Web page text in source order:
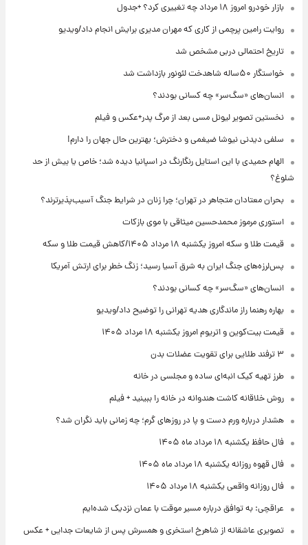
بازار خودرو امروز ۱۸ مرداد چه تغییری کرد؟ +جدول
روایت رامین پرچمی از کاری که مهران مدیری برایش انجام داد/ویدیو
تاریخ احتمالی دربی مشخص شد
خواستگار ۵۰ساله شاهدخت لئونور بازداشت شد
انسان‌های «سگ‌سر» چه کسانی بودند؟
نخستین تصویر لیونل مسی بعد از مرگ پدر+عکس و فیلم
سلفی دیدنی نیوشا ضیغمی و دخترش؛ بهترین حال جهان را دارم!
الهام حمیدی با این استایل رنگارنگ در اسپانیا دیده شد؛ خاص یا بیش از حد
شلوغ؟
بحران معتادان متجاهر در تهران؛ چرا زنان در شرایط جنگ آسیب‌پذیرترند؟
استوری مرموز محمدحسین میثاقی با موی بازکات
قیمت طلا و سکه امروز یکشنبه ۱۸ مرداد ۱۴۰۵/کاهش قیمت طلا و سکه
پس‌لرزه‌های جنگ ایران به شرق آسیا رسید؛ زنگ خطر برای ارتش آمریکا
انسان‌های «سگ‌سر» چه کسانی بودند؟
بهاره رهنما راز ماندگاری هدیه تهرانی را توضیح داد/ویدیو
قیمت بیت‌کوین و اتریوم امروز یکشنبه ۱۸ مرداد ۱۴۰۵
۳ ترفند طلایی برای تقویت عضلات بدن
طرز تهیه کیک انبه‌ای ساده و مجلسی در خانه
روش خلاقانه کاشت هندوانه در خانه را ببینید + فیلم
هشدار درباره ورم دست و پا در روزهای گرم؛ چه زمانی باید نگران شد؟
فال حافظ یکشنبه ۱۸ مرداد ماه ۱۴۰۵
فال قهوه روزانه یکشنبه ۱۸ مرداد ماه ۱۴۰۵
فال روزانه واقعی یکشنبه ۱۸ مرداد ۱۴۰۵
عراقچی: به توافق درباره مسیر موقت با عمان نزدیک شده‌ایم
تصویری عاشقانه از شاهرخ استخری و همسرش پس از شایعات جدایی + عکس